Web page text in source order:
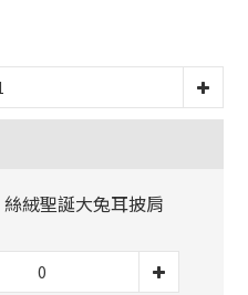
絨聖誕大兔耳披肩